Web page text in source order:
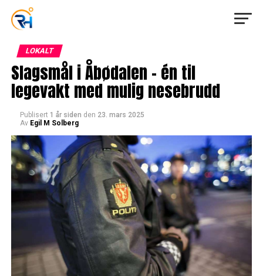
LOKALT
Slagsmål i Åbødalen – én til
legevakt med mulig nesebrudd
Publisert 1 år siden den 23. mars 2025
Av Egil M Solberg